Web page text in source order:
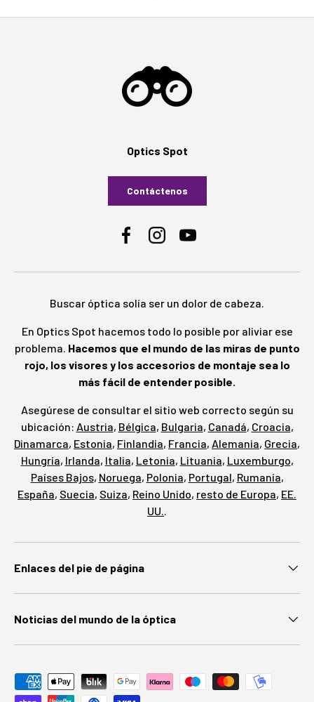
Optics Spot
Contáctenos
FacebookInstagramYouTube
Buscar óptica solía ser un dolor de cabeza.
En Optics Spot hacemos todo lo posible por aliviar ese
problema. Hacemos que el mundo de las miras de punto
rojo, los visores y los accesorios de montaje sea lo
más fácil de entender posible.
Asegúrese de consultar el sitio web correcto según su
ubicación: Austria, Bélgica, Bulgaria, Canadá, Croacia,
Dinamarca, Estonia, Finlandia, Francia, Alemania, Grecia,
Hungría, Irlanda, Italia, Letonia, Lituania, Luxemburgo,
Países Bajos, Noruega, Polonia, Portugal, Rumanía,
España, Suecia, Suiza, Reino Unido, resto de Europa, EE.
UU..
Enlaces del pie de página
Noticias del mundo de la óptica
Métodos de pago aceptados